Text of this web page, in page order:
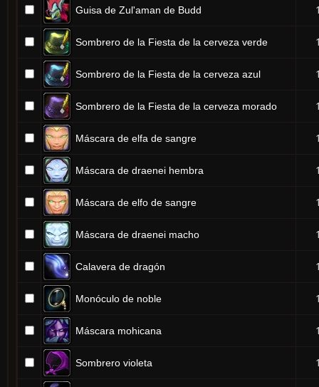
Guisa de Zul'aman de Budd
Sombrero de la Fiesta de la cerveza verde
Sombrero de la Fiesta de la cerveza azul
Sombrero de la Fiesta de la cerveza morado
Máscara de elfa de sangre
Máscara de draenei hembra
Máscara de elfo de sangre
Máscara de draenei macho
Calavera de dragón
Monóculo de noble
Máscara mohicana
Sombrero violeta